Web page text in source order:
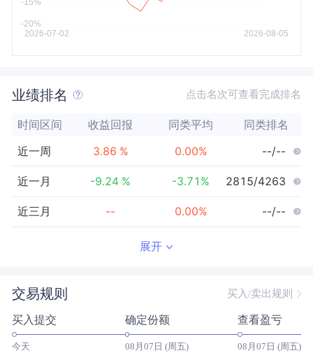
业绩排名 点击名次可查看完成排名
时间区间 收益回报 同类平均 同类排名
近一周 3.86 % 0.00% --/--
近一月 -9.24 % -3.71 % 2815/4263
近三月 -- 0.00% --/--
近三年 --/--
近五年 -- 0.00% --/--
展开
交易规则 买入/卖出规则
买入提交
今天
确定份额
08月07日 (周五)
查看盈亏
08月07日 (周五)